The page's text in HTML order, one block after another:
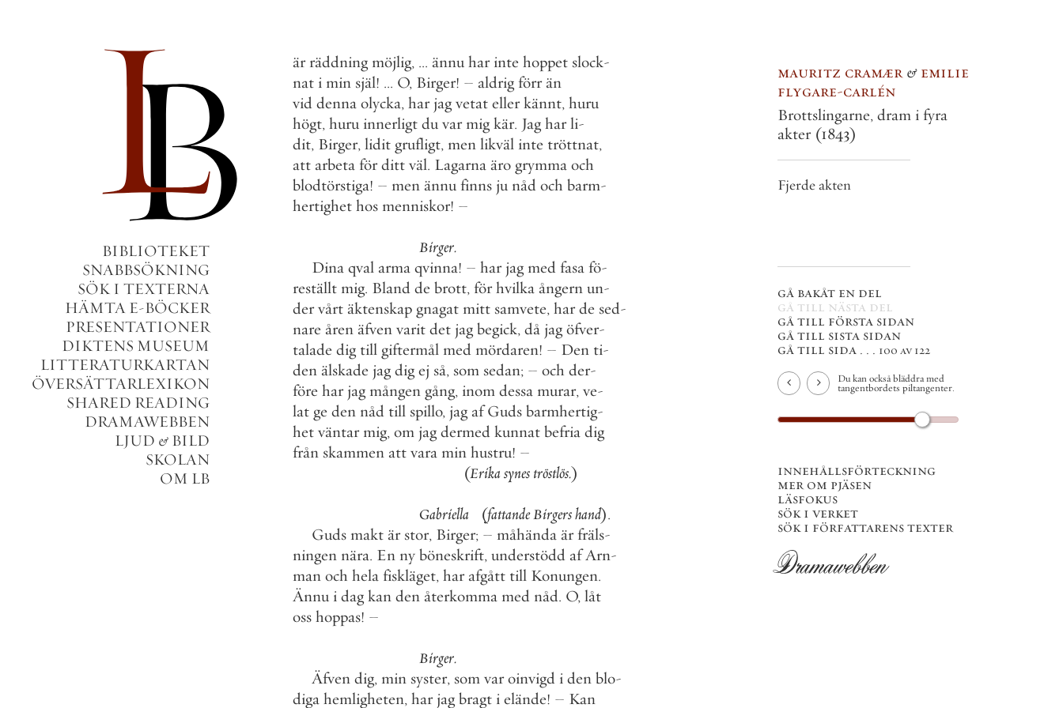
BIBLIOTEKET
SNABBSÖKNING
SÖK I TEXTERNA
HÄMTA E-BÖCKER
PRESENTATIONER
DIKTENS MUSEUM
LITTERATURKARTAN
ÖVERSÄTTARLEXIKON
SHARED READING
DRAMAWEBBEN
LJUD & BILD
SKOLAN
OM LB
är räddning möjlig, ... ännu har inte hoppet slock-
nat i min själ! ... O, Birger! – aldrig förr än
vid denna olycka, har jag vetat eller kännt, huru
högt, huru innerligt du var mig kär. Jag har li-
dit, Birger, lidit grufligt, men likväl inte tröttnat,
att arbeta för ditt väl. Lagarna äro grymma och
blodtörstiga! – men ännu finns ju nåd och barm-
hertighet hos menniskor! –
Birger.
Dina qval arma qvinna! – har jag med fasa fö-
reställt mig. Bland de brott, för hvilka ångern un-
der vårt äktenskap gnagat mitt samvete, har de sed-
nare åren äfven varit det jag begick, då jag öfver-
talade dig till giftermål med mördaren! – Den ti-
den älskade jag dig ej så, som sedan; – och der-
före har jag mången gång, inom dessa murar, ve-
lat ge den nåd till spillo, jag af Guds barmhertig-
het väntar mig, om jag dermed kunnat befria dig
från skammen att vara min hustru! –
(Erikasynes tröstlös.)
Gabriella (fattandeBirgershand).
Guds makt är stor, Birger; – måhända är fräls-
ningen nära. En ny böneskrift, understödd af Arn-
man och hela fiskläget, har afgått till Konungen.
Ännu i dag kan den återkomma med nåd. O, låt
oss hoppas! –
Birger.
Äfven dig, min syster, som var oinvigd i den blo-
diga hemligheten, har jag bragt i elände! – Kan
mauritz cramær & emilie
flygare-carlén
Brottslingarne, dram i fyra
akter (1843)
Fjerde akten
gå bakåt en del
gå till nästa del
gå till första sidan
gå till sista sidan
gå till sida . . . 100 av 122
Du kan också bläddra med
tangentbordets piltangenter.
innehållsförteckning
mer om pjäsen
läsfokus
sök i verket
sök i författarens texter